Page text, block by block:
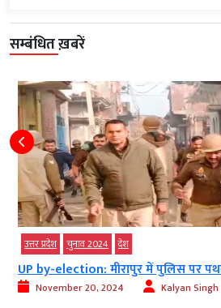
सम्बंधित ख़बरें
उत्तर प्रदेश चुनाव 2024 देश
UP by-election: मीरापुर में पुलिस पर
November 20, 2024 Kalyan Singh